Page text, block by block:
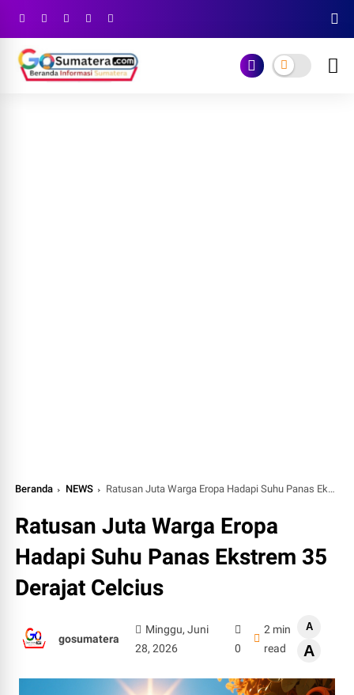
Beranda NEWS Ratusan Juta Warga Eropa Hadapi Suhu Panas Ekstrem 35 Derajat Celcius
Ratusan Juta Warga Eropa
Hadapi Suhu Panas Ekstrem 35
Derajat Celcius
gosumatera
Minggu, Juni
28, 2026
0
2 min
read
A
A